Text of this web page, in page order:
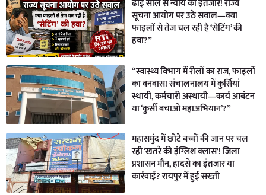
ढाई साल से न्याय का इंतजार! राज्य
सूचना आयोग पर उठे सवाल—क्या
फाइलों से तेज चल रही है ‘सेटिंग’ की
हवा?”
“स्वास्थ्य विभाग में रीलों का राज, फाइलों
का वनवास! संचालनालय में कुर्सियां
स्थायी, कर्मचारी अस्थायी—कार्य आबंटन
या ‘कुर्सी बचाओ महाअभियान’?”
महासमुंद में छोटे बच्चों की जान पर चल
रही ‘खतरे की इंग्लिश क्लास’! जिला
प्रशासन मौन, हादसे का इंतजार या
कार्रवाई? रायपुर में हुई सख्ती